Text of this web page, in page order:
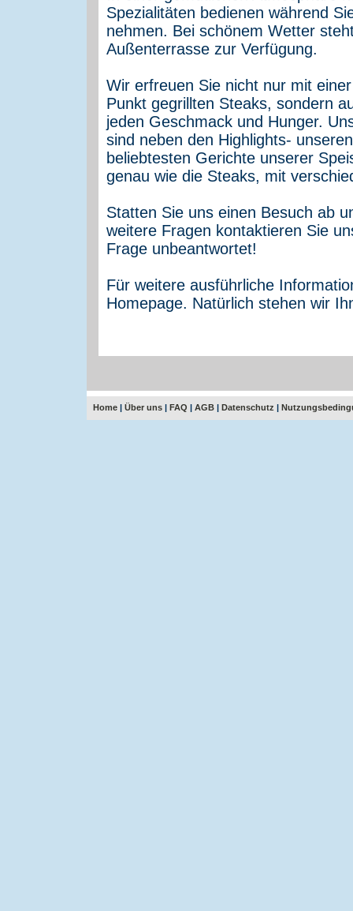
Spezialitäten bedienen während
nehmen. Bei schönem Wetter
Außenterrasse zur Verfügung.
Wir erfreuen Sie nicht nur mit
Punkt gegrillten Steaks, sondern
jeden Geschmack und Hunger.
sind neben den Highlights-
beliebtesten Gerichte unserer
genau wie die Steaks, mit
Statten Sie uns einen Besuch ab
weitere Fragen kontaktieren Sie
Frage unbeantwortet!
Für weitere ausführliche
Homepage. Natürlich stehen wir
Home | Über uns | FAQ | AGB | Datenschutz |